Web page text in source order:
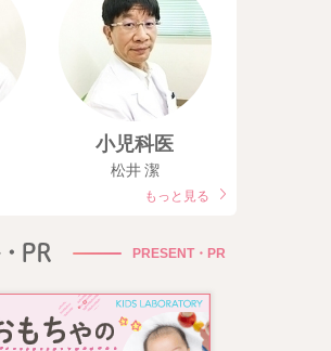
小児科医
松井 潔
もっと見る
PRESENT・PR